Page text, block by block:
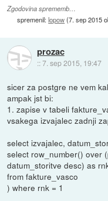
Zgodovina sprememb…
spremenil:lopow(7. sep 2015
prozac
::7. sep 2015, 19:47
sicer za postgre ne vem
ampak jst bi:
1. zapise v tabeli
vsakega izvajalec zadnji
select izvajalec,
select row_number() over
datum_storitve desc) as
from fakture_vasco
) where rnk = 1